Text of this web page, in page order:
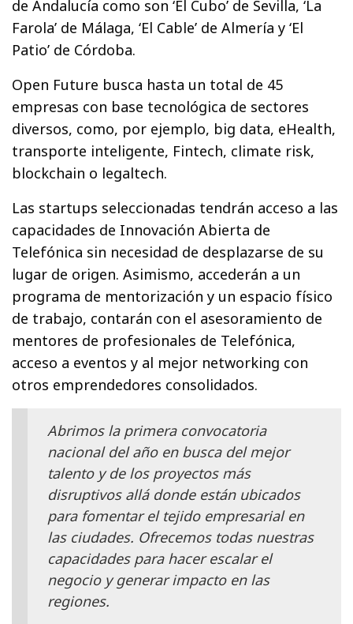
de Andalucía como son ‘El Cubo’ de Sevilla, ‘La
Farola’ de Málaga, ‘El Cable’ de Almería y ‘El
Patio’ de Córdoba.
Open Future busca hasta un total de 45
empresas con base tecnológica de sectores
diversos, como, por ejemplo, big data, eHealth,
transporte inteligente, Fintech, climate risk,
blockchain o legaltech.
Las startups seleccionadas tendrán acceso a las
capacidades de Innovación Abierta de
Telefónica sin necesidad de desplazarse de su
lugar de origen. Asimismo, accederán a un
programa de mentorización y un espacio físico
de trabajo, contarán con el asesoramiento de
mentores de profesionales de Telefónica,
acceso a eventos y al mejor networking con
otros emprendedores consolidados.
Abrimos la primera convocatoria
nacional del año en busca del mejor
talento y de los proyectos más
disruptivos allá donde están ubicados
para fomentar el tejido empresarial en
las ciudades. Ofrecemos todas nuestras
capacidades para hacer escalar el
negocio y generar impacto en las
regiones.